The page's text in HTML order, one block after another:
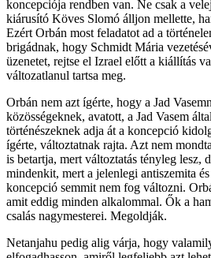
koncepciója rendben van. Ne csak a
kiárusító Köves Slomó álljon mellette,
Ezért Orbán most feladatot ad a
brigádnak, hogy Schmidt Mária
üzenetet, rejtse el Izrael előtt a kiállítás
változatlanul tartsa meg.
Orbán nem azt ígérte, hogy a Jad
közösségeknek, avatott, a Jad Vasem
történészeknek adja át a koncepció
ígérte, változtatnak rajta. Azt nem
is betartja, mert változtatás tényleg lesz,
mindenkit, mert a jelenlegi antiszemita
koncepció semmit nem fog változni.
amit eddig minden alkalommal. Ők a
csalás nagymesterei. Megoldják.
Netanjahu pedig alig várja, hogy